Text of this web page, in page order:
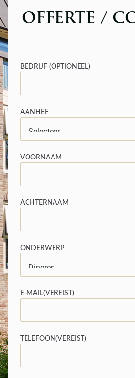
OFFERTE /
BEDRIJF (OPTIONEEL)
AANHEF
VOORNAAM
ACHTERNAAM
ONDERWERP
E-MAIL(VEREIST)
TELEFOON(VEREIST)